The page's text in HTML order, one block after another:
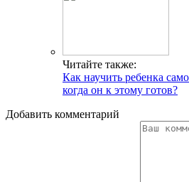
Читайте также:
Как научить ребенка
когда он к этому готов?
Добавить комментарий